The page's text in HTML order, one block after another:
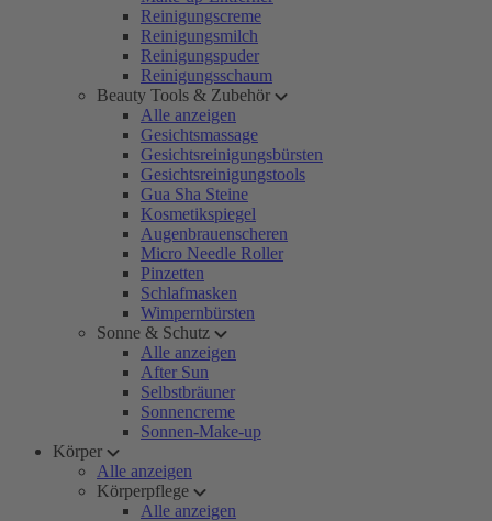
Reinigungscreme
Reinigungsmilch
Reinigungspuder
Reinigungsschaum
Beauty Tools & Zubehör
Alle anzeigen
Gesichtsmassage
Gesichtsreinigungsbürsten
Gesichtsreinigungstools
Gua Sha Steine
Kosmetikspiegel
Augenbrauenscheren
Micro Needle Roller
Pinzetten
Schlafmasken
Wimpernbürsten
Sonne & Schutz
Alle anzeigen
After Sun
Selbstbräuner
Sonnencreme
Sonnen-Make-up
Körper
Alle anzeigen
Körperpflege
Alle anzeigen